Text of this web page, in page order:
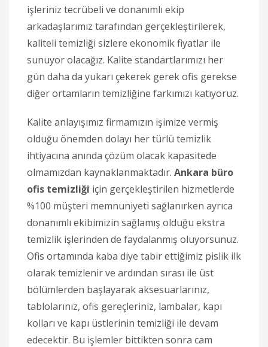
işleriniz tecrübeli ve donanımlı ekip
arkadaşlarımız tarafından gerçekleştirilerek,
kaliteli temizliği sizlere ekonomik fiyatlar ile
sunuyor olacağız. Kalite standartlarımızı her
gün daha da yukarı çekerek gerek ofis gerekse
diğer ortamların temizliğine farkımızı katıyoruz.
Kalite anlayışımız firmamızın işimize vermiş
olduğu önemden dolayı her türlü temizlik
ihtiyacına anında çözüm olacak kapasitede
olmamızdan kaynaklanmaktadır. Ankara büro
ofis temizliği için gerçekleştirilen hizmetlerde
%100 müşteri memnuniyeti sağlanırken ayrıca
donanımlı ekibimizin sağlamış olduğu ekstra
temizlik işlerinden de faydalanmış oluyorsunuz.
Ofis ortamında kaba diye tabir ettiğimiz pislik ilk
olarak temizlenir ve ardından sırası ile üst
bölümlerden başlayarak aksesuarlarınız,
tablolarınız, ofis gereçleriniz, lambalar, kapı
kolları ve kapı üstlerinin temizliği ile devam
edecektir. Bu işlemler bittikten sonra cam